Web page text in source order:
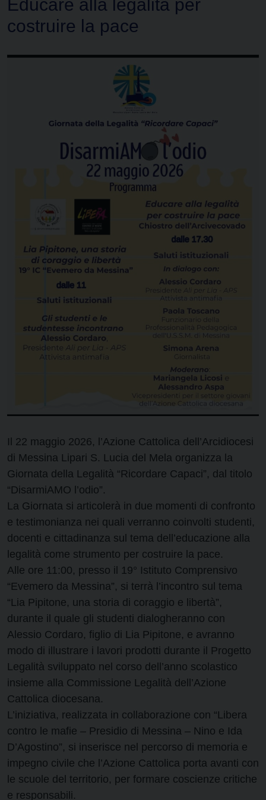
Educare alla legalità per
costruire la pace
Il 22 maggio 2026, l’Azione Cattolica dell’Arcidiocesi
di Messina Lipari S. Lucia del Mela organizza la
Giornata della Legalità “Ricordare Capaci”, dal titolo
“DisarmiAMO l’odio”.
La Giornata si articolerà in due momenti di confronto
e testimonianza nei quali verranno coinvolti studenti,
docenti e cittadinanza sul tema dell’educazione alla
legalità come strumento per costruire la pace.
Alle ore 11:00, presso il 19° Istituto Comprensivo
“Evemero da Messina”, si terrà l’incontro sul tema
“Lia Pipitone, una storia di coraggio e libertà”,
durante il quale gli studenti dialogheranno con
Alessio Cordaro, figlio di Lia Pipitone, e avranno
modo di illustrare i lavori prodotti durante il Progetto
Legalità sviluppato nel corso dell’anno scolastico
insieme alla Commissione Legalità dell’Azione
Cattolica diocesana.
L’iniziativa, realizzata in collaborazione con “Libera
contro le mafie – Presidio di Messina – Nino e Ida
D’Agostino”, si inserisce nel percorso di memoria e
impegno civile che l’Azione Cattolica porta avanti con
le scuole del territorio, per formare coscienze critiche
e responsabili.